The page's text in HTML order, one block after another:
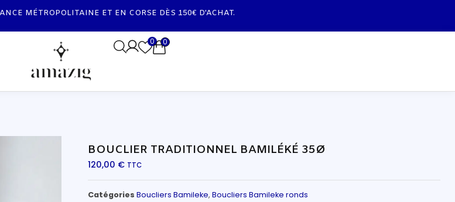
LIVRAISON À L'INTERNATIONAL
0 0
BOUCLIER TRADITIONNEL BAMILÉKÉ 35Ø
120,00 € TTC
Catégories Boucliers Bamileke, Boucliers Bamileke ronds